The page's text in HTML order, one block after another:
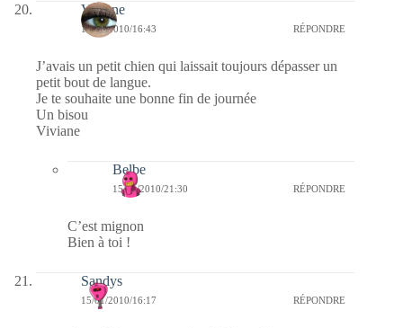
Viviane
15/01/2010/16:43 RÉPONDRE
J’avais un petit chien qui laissait toujours dépasser un
petit bout de langue.
Je te souhaite une bonne fin de journée
Un bisou
Viviane
Belbe
15/01/2010/21:30 RÉPONDRE
C’est mignon
Bien à toi !
Sandys
15/01/2010/16:17 RÉPONDRE